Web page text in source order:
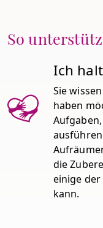
So
Ich
Sie
haben
die
einige
kann.